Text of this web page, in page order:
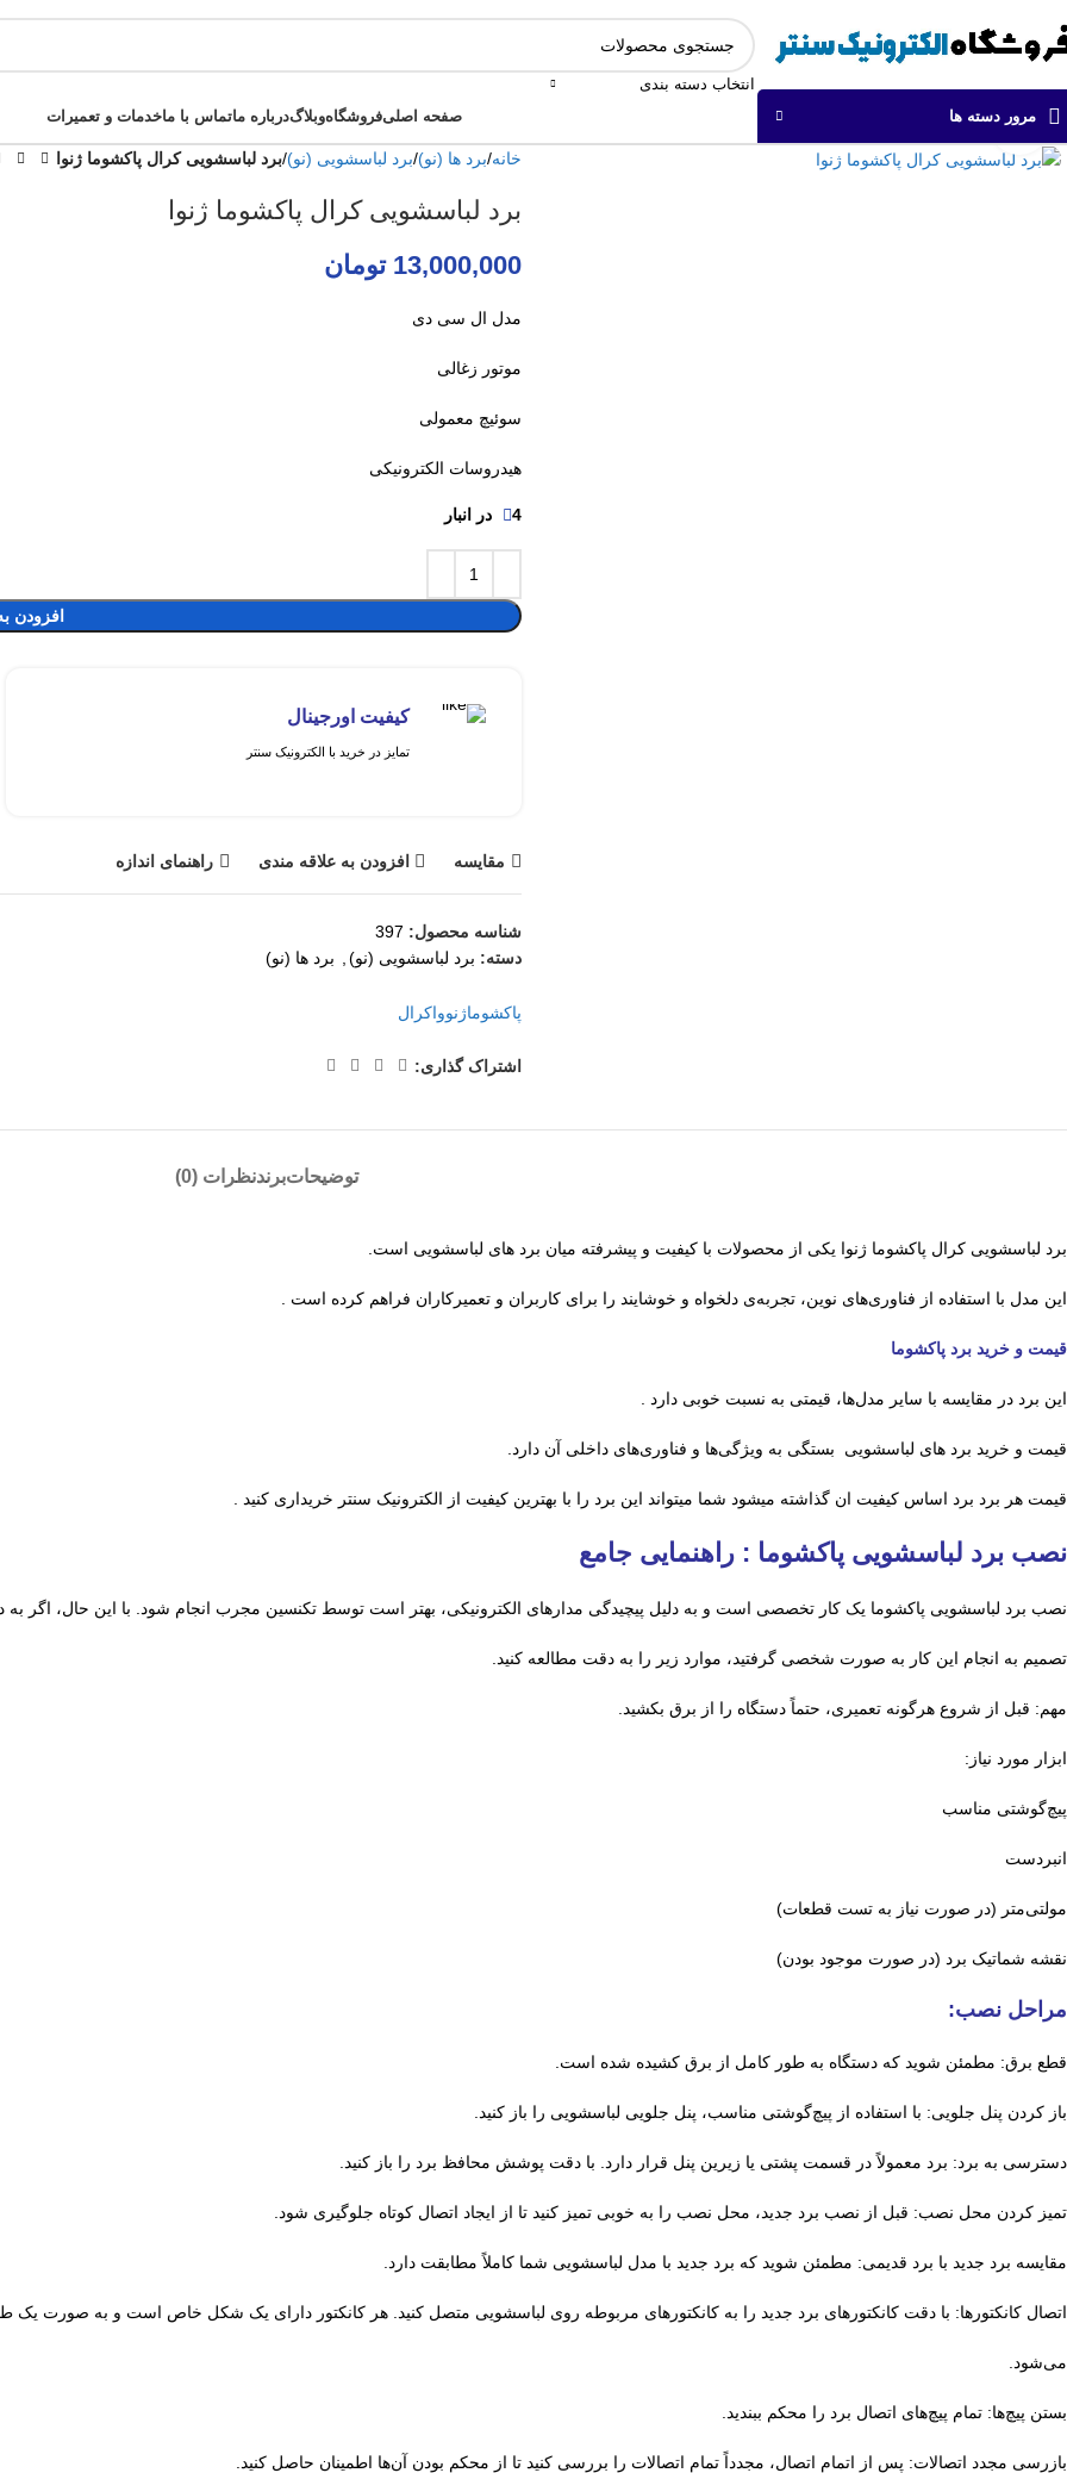
انتخاب دسته بندی
مرور دسته ها
صفحه اصلیفروشگاهوبلاگدرباره ماتماس با ماخدمات و تعمیرات
برای بزرگنمایی کلیک کنید
خانه برد ها (نو) برد لباسشویی (نو) برد لباسشویی کرال پاکشوما ژنوا
برد لباسشویی کرال پاکشوما ژنوا
13,000,000 تومان
مدل ال سی دی
موتور زغالی
سوئیچ معمولی
هیدروسات الکترونیکی
4 در انبار
افزودن
کیفیت اورجینال
تمایز در خرید با الکترونیک سنتر
مقايسه افزودن به علاقه مندی راهنمای اندازه
شناسه محصول: 397
دسته: برد لباسشویی (نو) برد ها (نو)
پاکشوماژنوواکرال
اشتراک گذاری:
توضیحاتبرندنظرات (0)
برد لباسشویی کرال پاکشوما ژنوا یکی از محصولات با کیفیت و پیشرفته میان برد های لباسشویی است.
این مدل با استفاده از فناوری‌های نوین، تجربه‌ی دلخواه و خوشایند را برای کاربران و تعمیرکاران فراهم کرده است .
قیمت و خرید برد پاکشوما
این برد در مقایسه با سایر مدل‌ها، قیمتی به نسبت خوبی دارد .
قیمت و خرید برد های لباسشویی بستگی به ویژگی‌ها و فناوری‌های داخلی آن دارد.
قیمت هر برد برد اساس کیفیت ان گذاشته میشود شما میتواند این برد را با بهترین کیفیت از الکترونیک سنتر خریداری کنید .
نصب برد لباسشویی پاکشوما : راهنمایی جامع
نصب برد لباسشویی پاکشوما یک کار تخصصی است و به دلیل پیچیدگی مدارهای الکترونیکی، بهتر است توسط تکنسین مجرب انجام شود. با این حال، اگر به
تصمیم به انجام این کار به صورت شخصی گرفتید، موارد زیر را به دقت مطالعه کنید.
مهم: قبل از شروع هرگونه تعمیری، حتماً دستگاه را از برق بکشید.
ابزار مورد نیاز:
پیچ‌گوشتی مناسب
انبردست
مولتی‌متر (در صورت نیاز به تست قطعات)
نقشه شماتیک برد (در صورت موجود بودن)
مراحل نصب:
قطع برق: مطمئن شوید که دستگاه به طور کامل از برق کشیده شده است.
باز کردن پنل جلویی: با استفاده از پیچ‌گوشتی مناسب، پنل جلویی لباسشویی را باز کنید.
دسترسی به برد: برد معمولاً در قسمت پشتی یا زیرین پنل قرار دارد. با دقت پوشش محافظ برد را باز کنید.
تمیز کردن محل نصب: قبل از نصب برد جدید، محل نصب را به خوبی تمیز کنید تا از ایجاد اتصال کوتاه جلوگیری شود.
مقایسه برد جدید با برد قدیمی: مطمئن شوید که برد جدید با مدل لباسشویی شما کاملاً مطابقت دارد.
اتصال کانکتورها: با دقت کانکتورهای برد جدید را به کانکتورهای مربوطه روی لباسشویی متصل کنید. هر کانکتور دارای یک شکل خاص است و به صورت
می‌شود.
بستن پیچ‌ها: تمام پیچ‌های اتصال برد را محکم ببندید.
بازرسی مجدد اتصالات: پس از اتمام اتصال، مجدداً تمام اتصالات را بررسی کنید تا از محکم بودن آن‌ها اطمینان حاصل کنید.